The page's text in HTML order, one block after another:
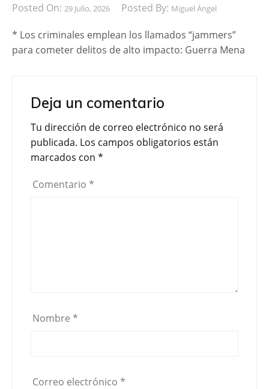
Posted On: 29 Julio, 2026 Posted By: Miguel Ángel
* Los criminales emplean los llamados “jammers”
para cometer delitos de alto impacto: Guerra Mena
Deja un comentario
Tu dirección de correo electrónico no será
publicada. Los campos obligatorios están
marcados con *
Comentario *
Nombre *
Correo electrónico *